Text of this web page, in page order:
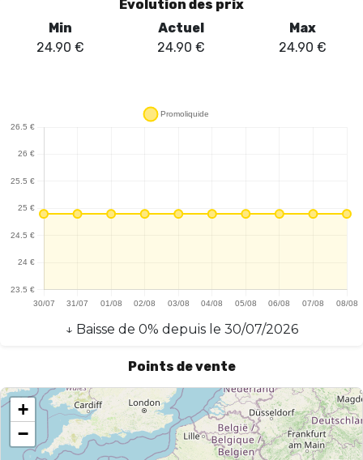
permet un tirage ajustable, offrant ainsi une personnalisation de
l'expérience de vape. La formulation en sel de nicotine à 2% (20
Puff JNR Flux Pro 32K Cola Cerise se positionne comme un produit
innovant et performant, répondant aux attentes des vapoteurs
en quête de saveurs intenses et d'une technologie avancée.
Évolution des prix
Min
24.90 €
Actuel
24.90 €
Max
24.90 €
↓ Baisse de 0% depuis le 30/07/2026
Points de vente
+
−